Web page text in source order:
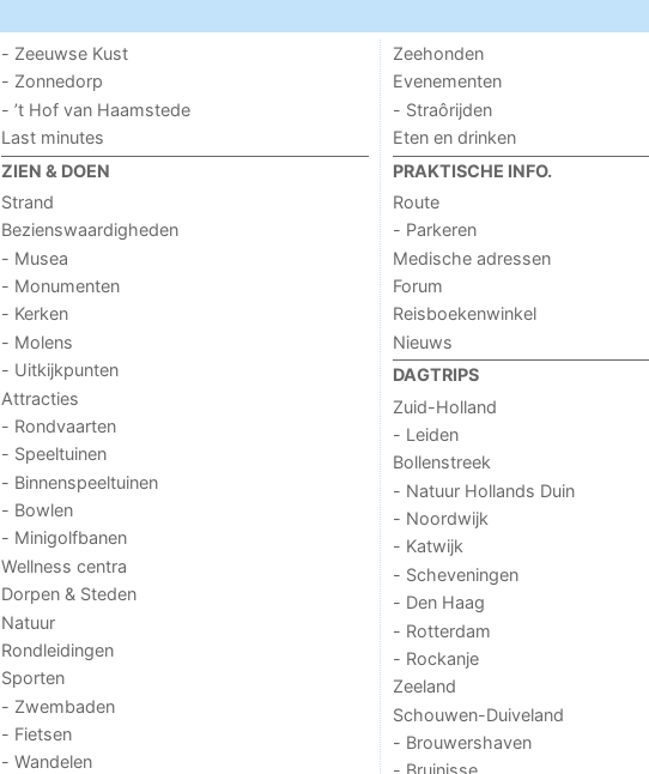
- Zeeuwse Kust
- Zonnedorp
- ’t Hof van Haamstede
Last minutes
ZIEN & DOEN
Strand
Bezienswaardigheden
- Musea
- Monumenten
- Kerken
- Molens
- Uitkijkpunten
Attracties
- Rondvaarten
- Speeltuinen
- Binnenspeeltuinen
- Bowlen
- Minigolfbanen
Wellness centra
Dorpen & Steden
Natuur
Rondleidingen
Sporten
- Zwembaden
- Fietsen
- Wandelen
Zeehonden
Evenementen
- Straôrijden
Eten en drinken
PRAKTISCHE INFO.
Route
- Parkeren
Medische adressen
Forum
Reisboekenwinkel
Nieuws
DAGTRIPS
Zuid-Holland
- Leiden
Bollenstreek
- Natuur Hollands Duin
- Noordwijk
- Katwijk
- Scheveningen
- Den Haag
- Rotterdam
- Rockanje
Zeeland
Schouwen-Duiveland
- Brouwershaven